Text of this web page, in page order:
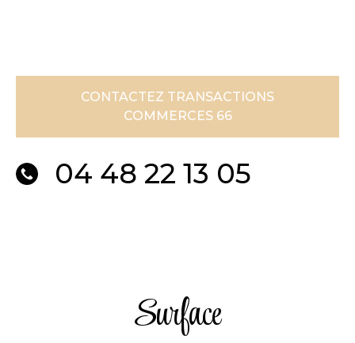
CONTACTEZ TRANSACTIONS
COMMERCES 66
04 48 22 13 05
Surface